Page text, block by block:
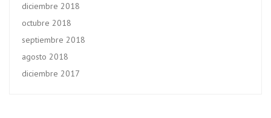
diciembre 2018
octubre 2018
septiembre 2018
agosto 2018
diciembre 2017